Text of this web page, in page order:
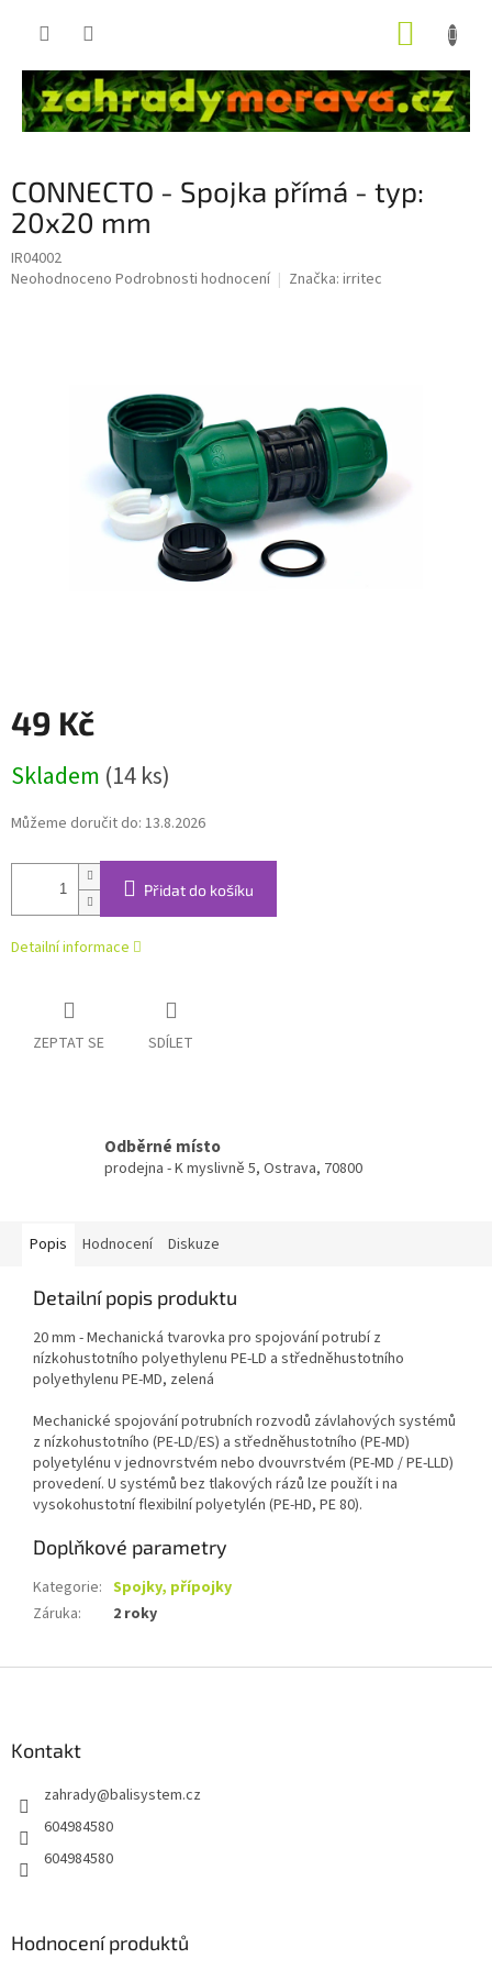
CONNECTO - Spojka přímá - typ:
20x20 mm
IR04002
Průměrné
Neohodnoceno Podrobnosti hodnocení Značka: irritec
49 Kč
cena:
Skladem (14 ks)
Můžeme doručit do: 13.8.2026
Přidat do košíku
Detailní informace
ZEPTAT SE SDÍLET
Odběrné místo
prodejna - K myslivně 5, Ostrava, 70800
Popis Hodnocení Diskuze
Detailní popis produktu
20 mm - Mechanická tvarovka pro spojování potrubí z
nízkohustotního polyethylenu PE-LD a středněhustotního
polyethylenu PE-MD, zelená
Mechanické spojování potrubních rozvodů závlahových systémů
z nízkohustotního (PE-LD/ES) a středněhustotního (PE-MD)
polyetylénu v jednovrstvém nebo dvouvrstvém (PE-MD / PE-LLD)
provedení. U systémů bez tlakových rázů lze použít i na
vysokohustotní flexibilní polyetylén (PE-HD, PE 80).
Doplňkové parametry
Kategorie: Spojky, přípojky
Záruka: 2 roky
Kontakt
zahrady@balisystem.cz
604984580
604984580
Hodnocení produktů